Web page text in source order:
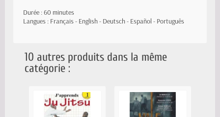
Durée : 60 minutes
Langues : Français - English - Deutsch - Español - Português
10 autres produits dans la même
catégorie :